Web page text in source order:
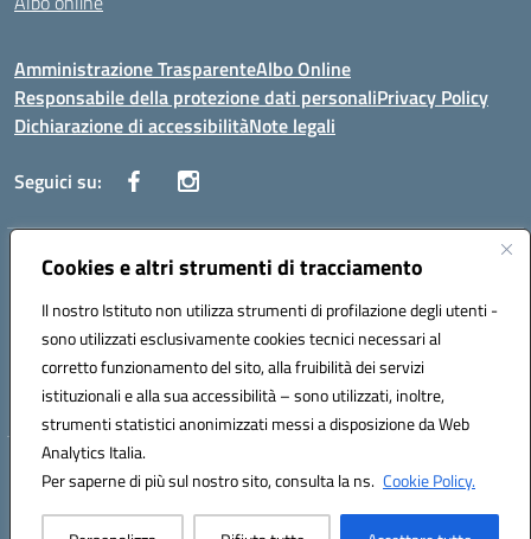
Cookies e altri strumenti di tracciamento
Il nostro Istituto non utilizza strumenti di profilazione degli utenti -
sono utilizzati esclusivamente cookies tecnici necessari al
corretto funzionamento del sito, alla fruibilità dei servizi
istituzionali e alla sua accessibilità – sono utilizzati, inoltre,
strumenti statistici anonimizzati messi a disposizione da Web
Analytics Italia.
Per saperne di più sul nostro sito, consulta la ns. Cookie Policy.
Amministrazione TrasparenteAlbo Online
Responsabile della protezione dati personaliPrivacy Policy
Dichiarazione di accessibilitàNote legali
Seguici su:
Indirizzo:Corso Vittorio Emanuele, 27 90133 - Palermo
Posta elettronica certificata (PEC):pais03600r@pec.istruzione.it
Codice fiscale: 97308550827
Codice meccanografico: PAIS03600R
Hosting & Powered by 3D Solution S.r.l.
Concept & Design by Designers Italia